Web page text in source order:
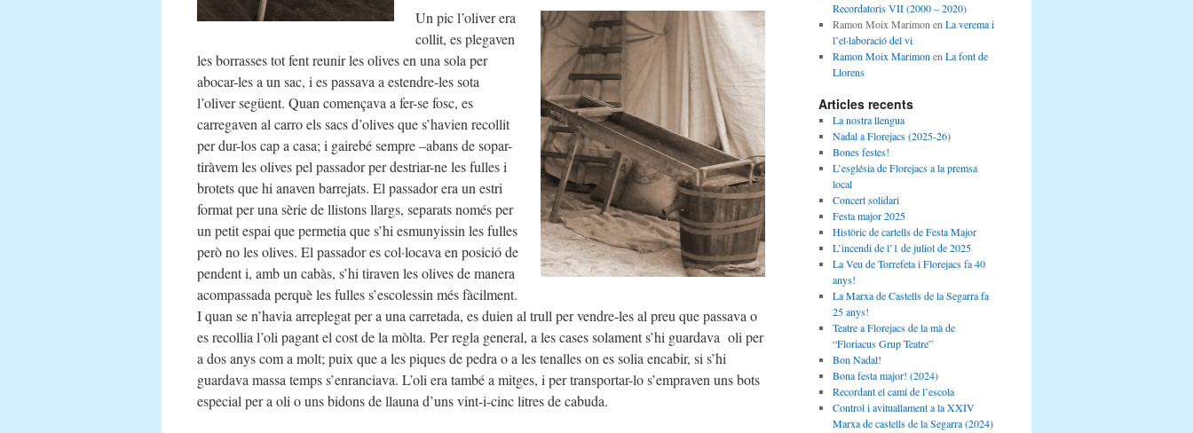
Un pic l’oliver era
collit, es plegaven
les borrasses tot fent reunir les olives en una sola per
abocar-les a un sac, i es passava a estendre-les sota
l’oliver següent. Quan començava a fer-se fosc, es
carregaven al carro els sacs d’olives que s’havien recollit
per dur-los cap a casa; i gairebé sempre –abans de sopar-
tiràvem les olives pel passador per destriar-ne les fulles i
brotets que hi anaven barrejats. El passador era un estri
format per una sèrie de llistons llargs, separats només per
un petit espai que permetia que s’hi esmunyissin les fulles
però no les olives. El passador es col·locava en posició de
pendent i, amb un cabàs, s’hi tiraven les olives de manera
acompassada perquè les fulles s’escolessin més fàcilment.
I quan se n’havia arreplegat per a una carretada, es duien al trull per vendre-les al preu que passava o
es recollia l’oli pagant el cost de la mòlta. Per regla general, a les cases solament s’hi guardava oli per
a dos anys com a molt; puix que a les piques de pedra o a les tenalles on es solia encabir, si s’hi
guardava massa temps s’enranciava. L’oli era també a mitges, i per transportar-lo s’empraven uns bots
especial per a oli o uns bidons de llauna d’uns vint-i-cinc litres de cabuda.
Recordatoris VII (2000 – 2020)
Ramon Moix Marimon en La verema i
l’el·laboració del vi
Ramon Moix Marimon en La font de
Llorens
Articles recents
La nostra llengua
Nadal a Florejacs (2025-26)
Bones festes!
L’església de Florejacs a la premsa
local
Concert solidari
Festa major 2025
Històric de cartells de Festa Major
L’incendi de l’1 de juliol de 2025
La Veu de Torrefeta i Florejacs fa 40
anys!
La Marxa de Castells de la Segarra fa
25 anys!
Teatre a Florejacs de la mà de
“Floriacus Grup Teatre”
Bon Nadal!
Bona festa major! (2024)
Recordant el camí de l’escola
Control i avituallament a la XXIV
Marxa de castells de la Segarra (2024)